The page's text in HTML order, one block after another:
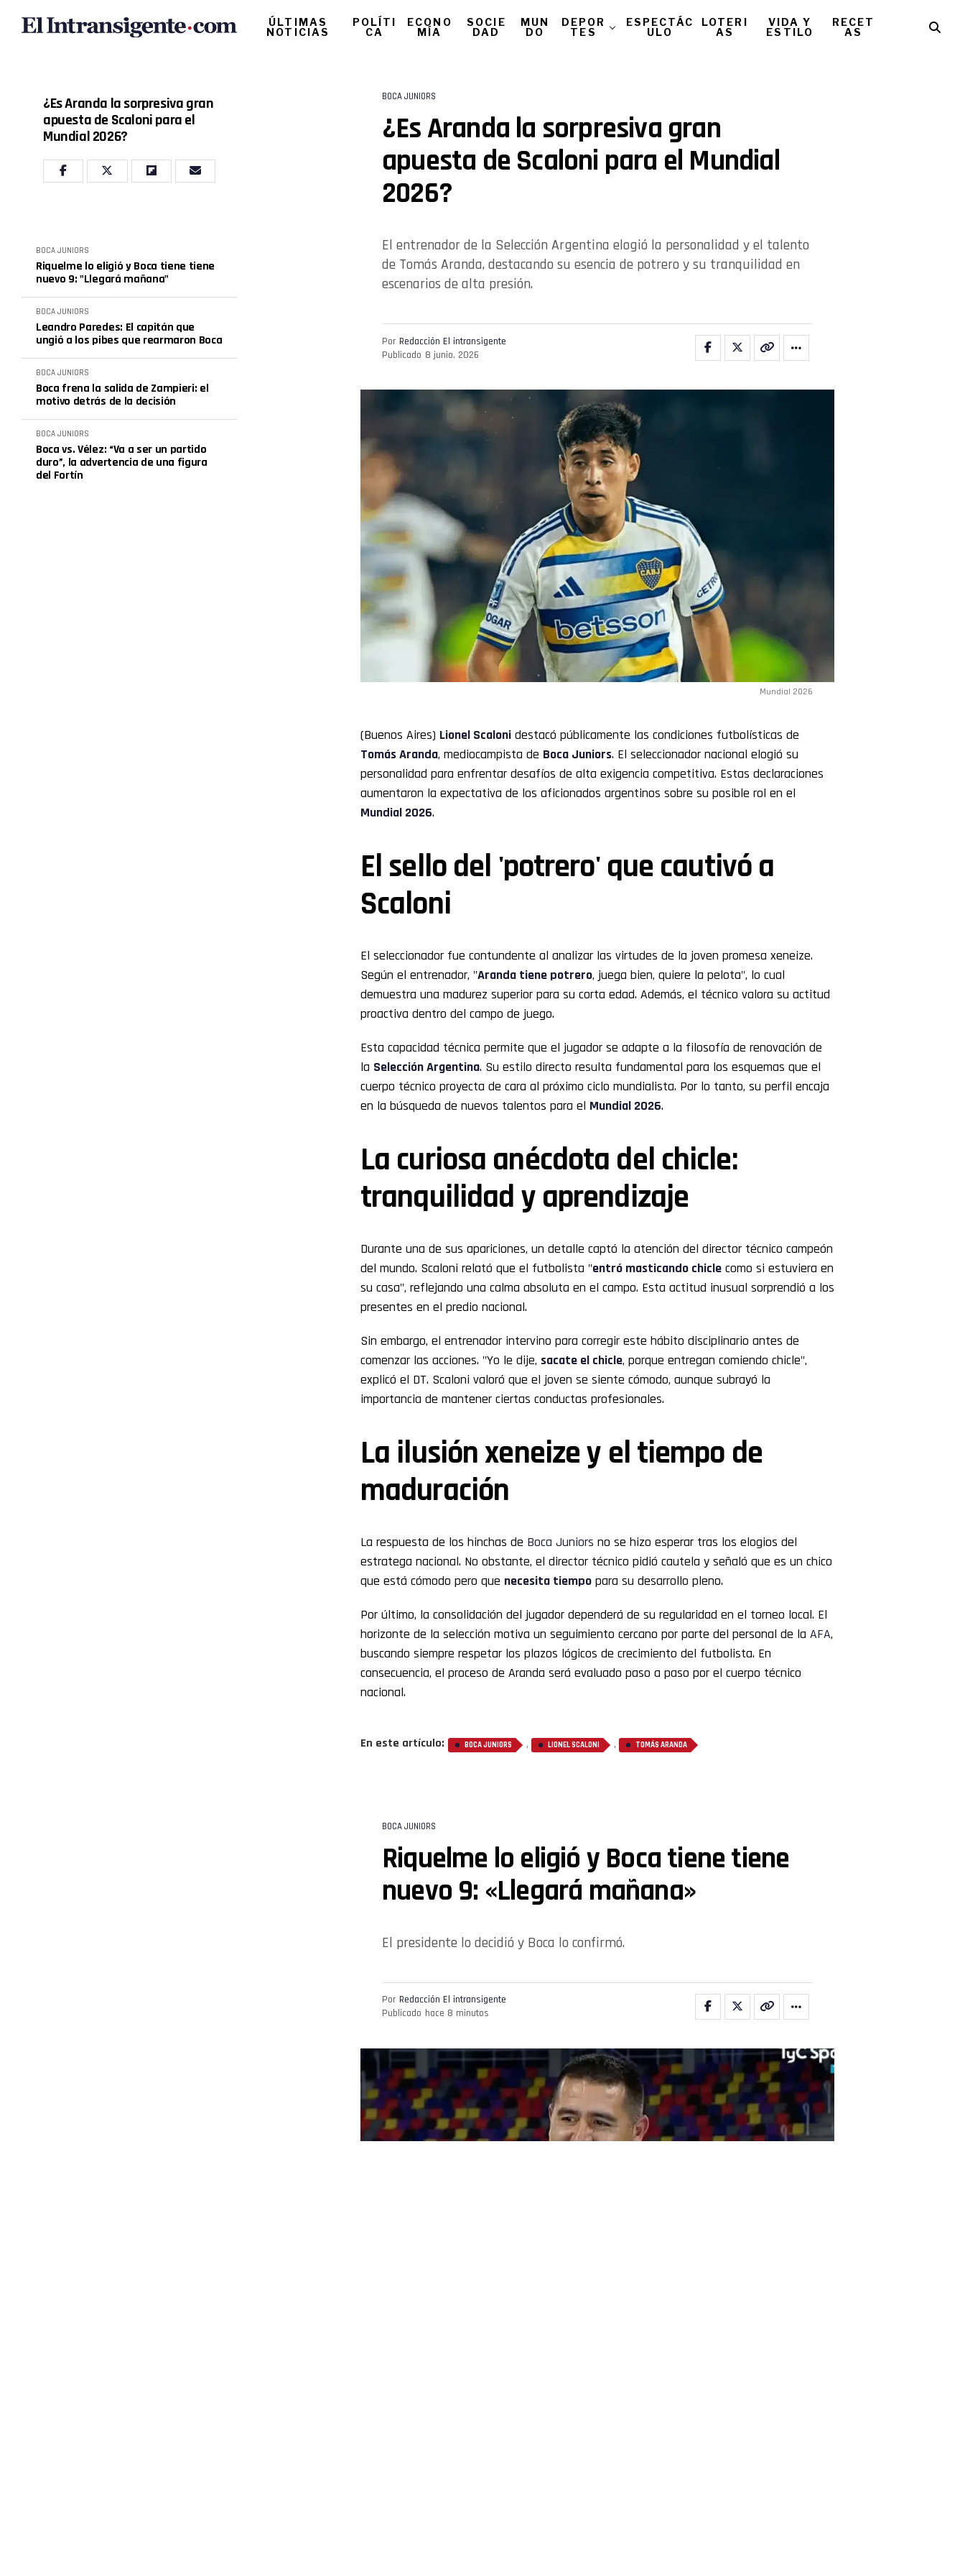
ÚLTIMAS
NOTICIAS
POLÍTI
CA
ECONO
MÍA
SOCIE
DAD
MUN
DO
DEPOR
TES
ESPECTÁC
ULO
LOTERI
AS
VIDA Y
ESTILO
RECET
AS
¿Es Aranda la sorpresiva gran
apuesta de Scaloni para el
Mundial 2026?
BOCA JUNIORS
Riquelme lo eligió y Boca tiene tiene
nuevo 9: "Llegará mañana"
BOCA JUNIORS
Leandro Paredes: El capitán que
ungió a los pibes que rearmaron Boca
BOCA JUNIORS
Boca frena la salida de Zampieri: el
motivo detrás de la decisión
BOCA JUNIORS
Boca vs. Vélez: “Va a ser un partido
duro”, la advertencia de una figura
del Fortín
BOCA JUNIORS
¿Es Aranda la sorpresiva gran
apuesta de Scaloni para el Mundial
2026?
El entrenador de la Selección Argentina elogió la personalidad y el talento
de Tomás Aranda, destacando su esencia de potrero y su tranquilidad en
escenarios de alta presión.
Por Redacción El intransigente
Publicado 8 junio, 2026
Mundial 2026
(Buenos Aires) Lionel Scaloni destacó públicamente las condiciones futbolísticas de
Tomás Aranda, mediocampista de Boca Juniors. El seleccionador nacional elogió su
personalidad para enfrentar desafíos de alta exigencia competitiva. Estas declaraciones
aumentaron la expectativa de los aficionados argentinos sobre su posible rol en el
Mundial 2026.
El sello del 'potrero' que cautivó a
Scaloni
El seleccionador fue contundente al analizar las virtudes de la joven promesa xeneize.
Según el entrenador, "Aranda tiene potrero, juega bien, quiere la pelota", lo cual
demuestra una madurez superior para su corta edad. Además, el técnico valora su actitud
proactiva dentro del campo de juego.
Esta capacidad técnica permite que el jugador se adapte a la filosofía de renovación de
la Selección Argentina. Su estilo directo resulta fundamental para los esquemas que el
cuerpo técnico proyecta de cara al próximo ciclo mundialista. Por lo tanto, su perfil encaja
en la búsqueda de nuevos talentos para el Mundial 2026.
La curiosa anécdota del chicle:
tranquilidad y aprendizaje
Durante una de sus apariciones, un detalle captó la atención del director técnico campeón
del mundo. Scaloni relató que el futbolista "entró masticando chicle como si estuviera en
su casa", reflejando una calma absoluta en el campo. Esta actitud inusual sorprendió a los
presentes en el predio nacional.
Sin embargo, el entrenador intervino para corregir este hábito disciplinario antes de
comenzar las acciones. "Yo le dije, sacate el chicle, porque entregan comiendo chicle",
explicó el DT. Scaloni valoró que el joven se siente cómodo, aunque subrayó la
importancia de mantener ciertas conductas profesionales.
La ilusión xeneize y el tiempo de
maduración
La respuesta de los hinchas de Boca Juniors no se hizo esperar tras los elogios del
estratega nacional. No obstante, el director técnico pidió cautela y señaló que es un chico
que está cómodo pero que necesita tiempo para su desarrollo pleno.
Por último, la consolidación del jugador dependerá de su regularidad en el torneo local. El
horizonte de la selección motiva un seguimiento cercano por parte del personal de la AFA,
buscando siempre respetar los plazos lógicos de crecimiento del futbolista. En
consecuencia, el proceso de Aranda será evaluado paso a paso por el cuerpo técnico
nacional.
En este artículo: BOCA JUNIORS , LIONEL SCALONI , TOMÁS ARANDA
BOCA JUNIORS
Riquelme lo eligió y Boca tiene tiene
nuevo 9: «Llegará mañana»
El presidente lo decidió y Boca lo confirmó.
Por Redacción El intransigente
Publicado hace 8 minutos